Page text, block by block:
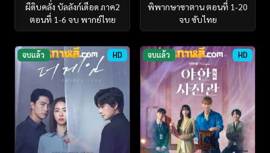
ผีดิบคลั่ง บัลลังก์เดือด ภาค2
ตอนที่ 1-6 จบ พากย์ไทย
พิพากษาซาตาน ตอนที่ 1-20
จบ ซับไทย
จบแล้ว HD จบแล้ว HD